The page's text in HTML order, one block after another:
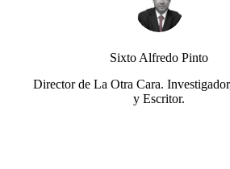
Sixto Alfredo Pinto
Director de La Otra Cara.
y Escritor.